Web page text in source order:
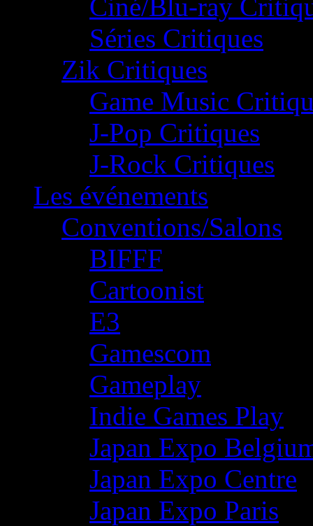
Ciné/Blu-ray
Séries Critiques
Zik Critiques
Game Music
J-Pop Critiques
J-Rock Critiques
Les événements
Conventions/Salons
BIFFF
Cartoonist
E3
Gamescom
Gameplay
Indie Games Play
Japan Expo
Japan Expo Centre
Japan Expo Paris